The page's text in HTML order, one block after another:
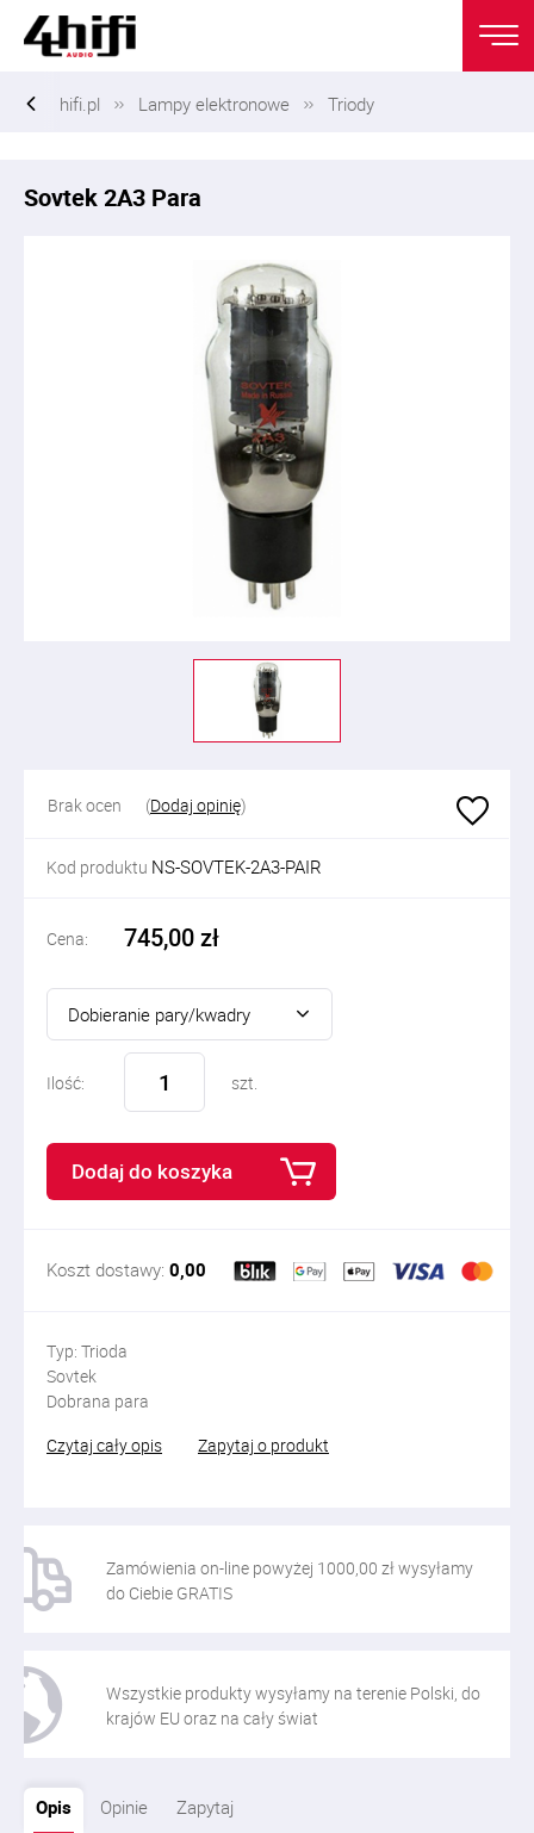
hifi.pl Lampy elektronowe Triody
Sovtek 2A3 Para
Brak ocen (Dodaj opinię)
Kod produktu NS-SOVTEK-2A3-PAIR
Cena: 745,00 zł
Dobieranie pary/kwadry
Ilość: szt.
Dodaj do koszyka
Koszt dostawy: 0,00
Typ: Trioda
Sovtek
Dobrana para
Czytaj cały opis
Zapytaj o produkt
Zamówienia on-line powyżej 1000,00 zł wysyłamy
do Ciebie GRATIS
Wszystkie produkty wysyłamy na terenie Polski, do
krajów EU oraz na cały świat
Opis Opinie Zapytaj